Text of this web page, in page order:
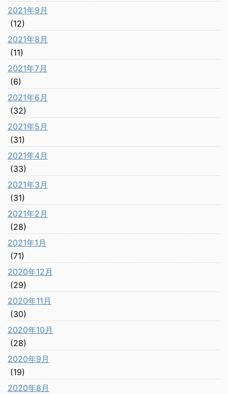
2021年9月
(12)
2021年8月
(11)
2021年7月
(6)
2021年6月
(32)
2021年5月
(31)
2021年4月
(33)
2021年3月
(31)
2021年2月
(28)
2021年1月
(71)
2020年12月
(29)
2020年11月
(30)
2020年10月
(28)
2020年9月
(19)
2020年8月